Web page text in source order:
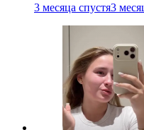
3 месяца спустя3